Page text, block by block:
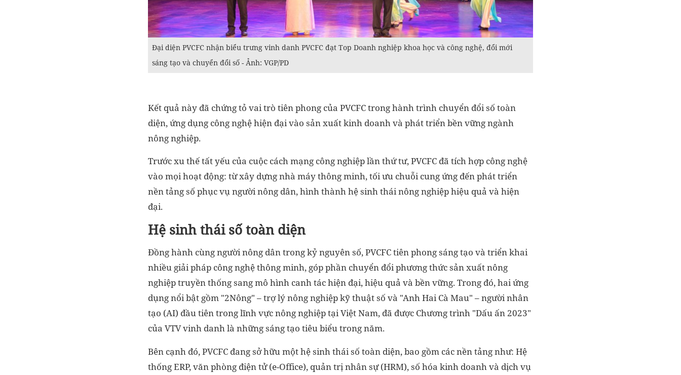
Đại diện PVCFC nhận biểu trưng vinh danh PVCFC đạt Top Doanh nghiệp khoa học và công nghệ, đổi mới
sáng tạo và chuyển đổi số - Ảnh: VGP/PD
Kết quả này đã chứng tỏ vai trò tiên phong của PVCFC trong hành trình chuyển đổi số toàn
diện, ứng dụng công nghệ hiện đại vào sản xuất kinh doanh và phát triển bền vững ngành
nông nghiệp.
Trước xu thế tất yếu của cuộc cách mạng công nghiệp lần thứ tư, PVCFC đã tích hợp công nghệ
vào mọi hoạt động: từ xây dựng nhà máy thông minh, tối ưu chuỗi cung ứng đến phát triển
nền tảng số phục vụ người nông dân, hình thành hệ sinh thái nông nghiệp hiệu quả và hiện
đại.
Hệ sinh thái số toàn diện
Đồng hành cùng người nông dân trong kỷ nguyên số, PVCFC tiên phong sáng tạo và triển khai
nhiều giải pháp công nghệ thông minh, góp phần chuyển đổi phương thức sản xuất nông
nghiệp truyền thống sang mô hình canh tác hiện đại, hiệu quả và bền vững. Trong đó, hai ứng
dụng nổi bật gồm "2Nông" – trợ lý nông nghiệp kỹ thuật số và "Anh Hai Cà Mau" – người nhân
tạo (AI) đầu tiên trong lĩnh vực nông nghiệp tại Việt Nam, đã được Chương trình "Dấu ấn 2023"
của VTV vinh danh là những sáng tạo tiêu biểu trong năm.
Bên cạnh đó, PVCFC đang sở hữu một hệ sinh thái số toàn diện, bao gồm các nền tảng như: Hệ
thống ERP, văn phòng điện tử (e-Office), quản trị nhân sự (HRM), số hóa kinh doanh và dịch vụ